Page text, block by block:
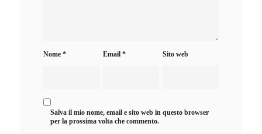
Nome * Email * Sito web
Salva il mio nome, email e sito web in questo browser
per la prossima volta che commento.